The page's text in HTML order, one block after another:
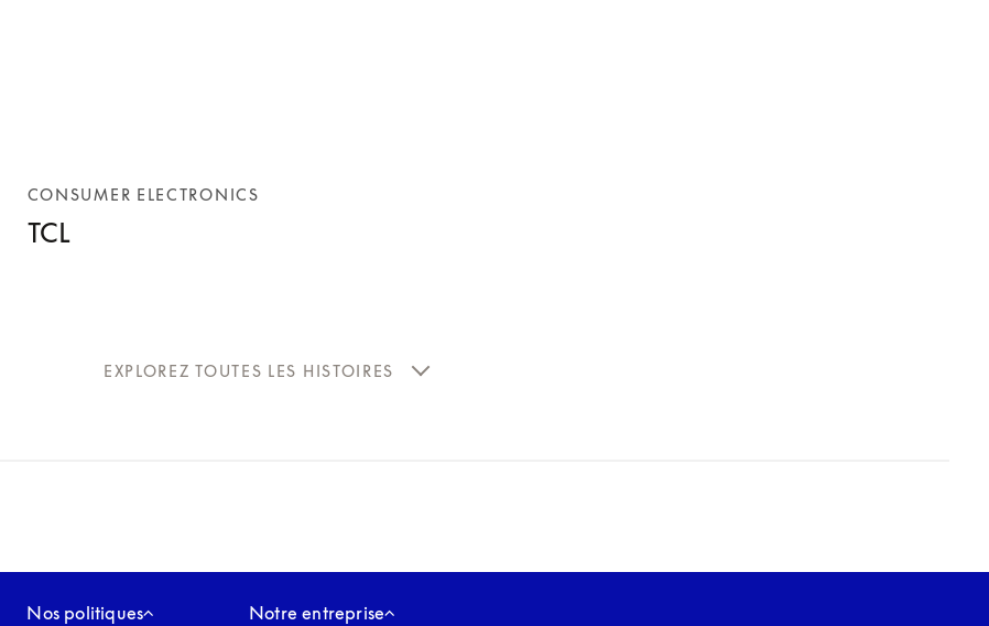
CONSUMER ELECTRONICS
TCL
EXPLOREZ TOUTES LES HISTOIRES
Nos politiques Notre entreprise